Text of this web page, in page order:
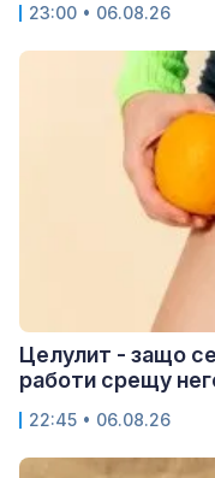
23:00 • 06.08.26
Целулит - защо
работи срещу
22:45 • 06.08.26